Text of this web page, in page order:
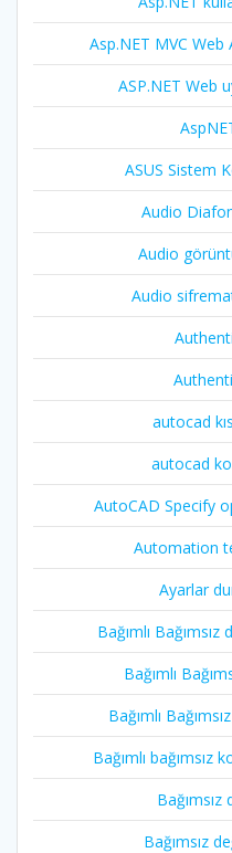
Asp.NET MVC
ASP.NET Web
ASUS Sistem
Audio
Audio
Audio
autocad
autocad
AutoCAD Specify
Automation
Ayarlar
Bağımlı
Bağımlı
Bağımlı
Bağımlı
Bağımsız